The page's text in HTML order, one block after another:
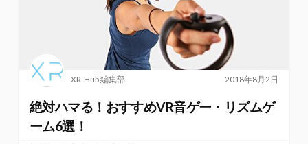
2018年8月2日
XR-Hub 編集部
絶対ハマる！おすすめVR音ゲー・リズムゲ
ーム6選！